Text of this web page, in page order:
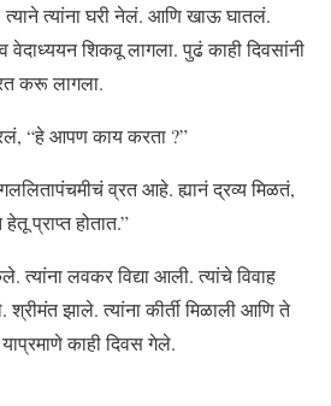
त्याने त्यांना घरी नेलं. आणि खाऊ घातलं.
वेदाध्ययन शिकवू लागला. पुढं काही दिवसांनी
करू लागला.
“हे आपण काय करता ?”
व्रत आहे. ह्यानं द्रव्य मिळतं,
हेतू प्राप्त होतात.”
त्यांना लवकर विद्या आली. त्यांचे विवाह
झाले. त्यांना कीर्ती मिळाली आणि ते
काही दिवस गेले.